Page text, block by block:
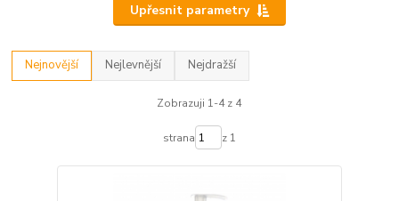
Upřesnit parametry
Nejnovější Nejlevnější Nejdražší
Zobrazuji 1-4 z 4
strana z 1